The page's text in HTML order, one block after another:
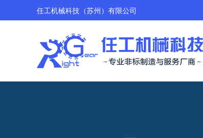
任工机械科技（苏州）有限公司